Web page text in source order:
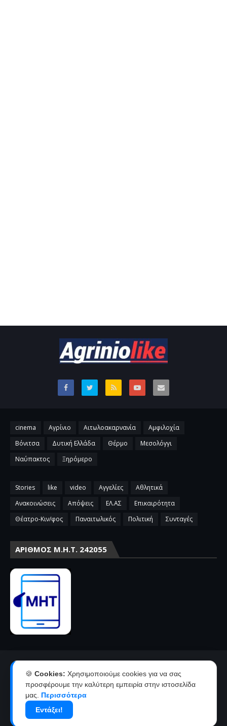
cinema Αγρίνιο Αιτωλοακαρνανία
Αμφιλοχία
Βόνιτσα
Δυτική Ελλάδα Θέρμο
Μεσολόγγι
Ναύπακτος
Ξηρόμερο
Stories like video Αγγελίες
Αθλητικά
Ανακοινώσεις
Απόψεις ΕΛ.ΑΣ
Επικαιρότητα
Θέατρο-Κιν/φος
Παναιτωλικός Πολιτική Συνταγές
ΑΡΙΘΜΌΣ Μ.Η.Τ. 242055
Όροι χρήσης-πολιτική απορρήτου
Ταυτότητα
Δήλωση συμμόρφωσης με την σύσταση 2018/334 της Ε.Ε
Copyright ©
2026
🍪 Cookies: Χρησιμοποιούμε cookies για να σας
προσφέρουμε την καλύτερη εμπειρία στην ιστοσελίδα
μας. Περισσότερα
Εντάξει!